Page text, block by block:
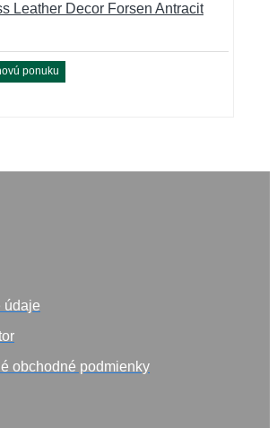
Leather Decor Forsen Antracit
ponuku
údaje
obchodné podmienky